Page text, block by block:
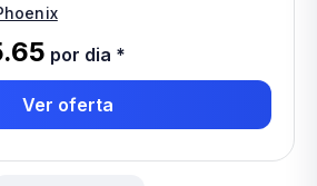
por dia *
Ver oferta